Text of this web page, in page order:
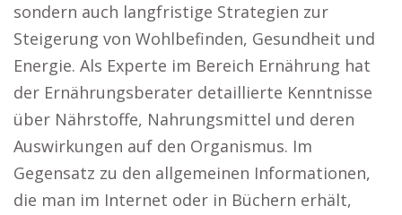
sondern auch langfristige Strategien zur
Steigerung von Wohlbefinden, Gesundheit und
Energie. Als Experte im Bereich Ernährung hat
der Ernährungsberater detaillierte Kenntnisse
über Nährstoffe, Nahrungsmittel und deren
Auswirkungen auf den Organismus. Im
Gegensatz zu den allgemeinen Informationen,
die man im Internet oder in Büchern erhält,